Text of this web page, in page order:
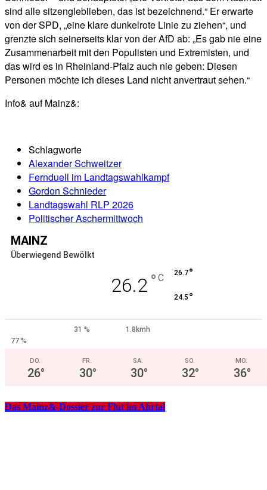
sind alle sitzengleblieben, das ist bezeichnend.“ Er erwarte
von der SPD, „eine klare dunkelrote Linie zu ziehen“, und
grenzte sich seinerseits klar von der AfD ab: „Es gab nie eine
Zusammenarbeit mit den Populisten und Extremisten, und
das wird es in Rheinland-Pfalz auch nie geben: Diesen
Personen möchte ich dieses Land nicht anvertraut sehen.“
Info& auf Mainz&:
Schlagworte
Alexander Schweitzer
Fernduell im Landtagswahlkampf
Gordon Schnieder
Landtagswahl RLP 2026
Politischer Aschermittwoch
MAINZ
Überwiegend Bewölkt
26.2 ° C 26.7°
24.5 °
31 %
1.8kmh
77 %
DO.
26°
FR.
30°
SA.
30°
SO.
32°
MO.
36°
Das Mainz&-Dossier zur Flut im Ahrtal